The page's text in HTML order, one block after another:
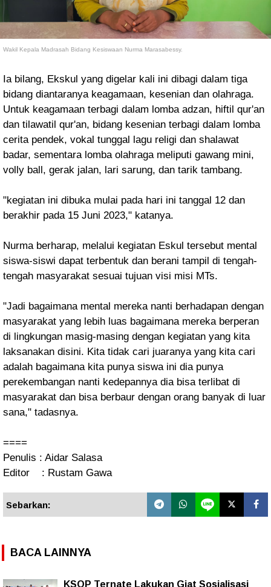
Wakil Kepala Madrasah Bidang Kesiswaan Nurma Marasabessy.
Ia bilang, Ekskul yang digelar kali ini dibagi dalam tiga
bidang diantaranya keagamaan, kesenian dan olahraga.
Untuk keagamaan terbagi dalam lomba adzan, hiftil qur'an
dan tilawatil qur'an, bidang kesenian terbagi dalam lomba
cerita pendek, vokal tunggal lagu religi dan shalawat
badar, sementara lomba olahraga meliputi gawang mini,
volly ball, gerak jalan, lari sarung, dan tarik tambang.
"kegiatan ini dibuka mulai pada hari ini tanggal 12 dan
berakhir pada 15 Juni 2023," katanya.
Nurma berharap, melalui kegiatan Eskul tersebut mental
siswa-siswi dapat terbentuk dan berani tampil di tengah-
tengah masyarakat sesuai tujuan visi misi MTs.
"Jadi bagaimana mental mereka nanti berhadapan dengan
masyarakat yang lebih luas bagaimana mereka berperan
di lingkungan masig-masing dengan kegiatan yang kita
laksanakan disini. Kita tidak cari juaranya yang kita cari
adalah bagaimana kita punya siswa ini dia punya
perekembangan nanti kedepannya dia bisa terlibat di
masyarakat dan bisa berbaur dengan orang banyak di luar
sana," tadasnya.
====
Penulis : Aidar Salasa
Editor : Rustam Gawa
Sebarkan:
BACA LAINNYA
KSOP Ternate Lakukan Giat Sosialisasi